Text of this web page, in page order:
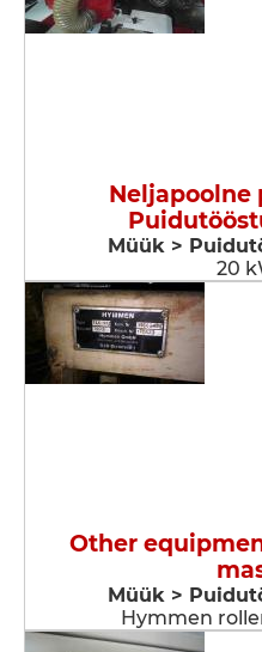
Neljapoolne
Müük >
20
Other
Müük >
Hymmen